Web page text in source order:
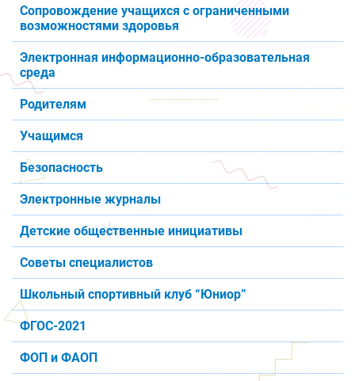
Сопровождение учащихся с ограниченными
возможностями здоровья
Электронная информационно-образовательная
среда
Родителям
Учащимся
Безопасность
Электронные журналы
Детские общественные инициативы
Советы специалистов
Школьный спортивный клуб “Юниор”
ФГОС-2021
ФОП и ФАОП